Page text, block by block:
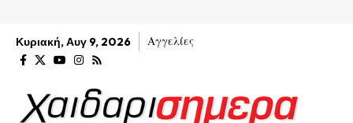
Κυριακή, Αυγ 9, 2026 Αγγελίες